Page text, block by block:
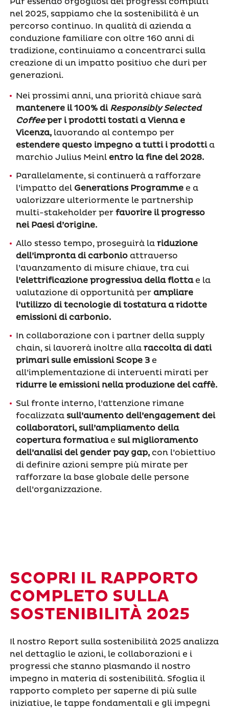
nel 2025, sappiamo che la sostenibilità è un
percorso continuo. In qualità di azienda a
conduzione familiare con oltre 160 anni di
tradizione, continuiamo a concentrarci sulla
creazione di un impatto positivo che duri per
generazioni.
Nei prossimi anni, una priorità chiave sarà
mantenere il 100% di Responsibly Selected
Coffeeper i prodotti tostati a Vienna e
Vicenza,lavorando al contempo per
estendere questo impegno a tutti i prodottia
marchio Julius Meinl entro la fine del 2028.
Parallelamente, si continuerà a rafforzare
l’impatto del Generations Programmee a
valorizzare ulteriormente le partnership
multi-stakeholder perfavorire il progresso
nei Paesi d’origine.
Allo stesso tempo, proseguirà la riduzione
dell’impronta di carbonioattraverso
l’avanzamento di misure chiave, tra cui
l’elettrificazione progressiva della flottae la
valutazione di opportunità per ampliare
l’utilizzo di tecnologie di tostatura a ridotte
emissioni di carbonio.
In collaborazione con i partner della supply
chain, si lavorerà inoltre alla raccolta di dati
primari sulle emissioni Scope 3e
all’implementazione di interventi mirati per
ridurre le emissioni nella produzione del caffè.
Sul fronte interno, l’attenzione rimane
focalizzatasull’aumento dell’engagement dei
collaboratori, sull’ampliamento della
copertura formativae sul miglioramento
dell’analisi del gender pay gap, con l’obiettivo
di definire azioni sempre più mirate per
rafforzare la base globale delle persone
dell’organizzazione.
Il nostro Report sulla sostenibilità 2025 analizza
nel dettaglio le azioni, le collaborazioni e i
progressi che stanno plasmando il nostro
impegno in materia di sostenibilità. Sfoglia il
rapporto completo per saperne di più sulle
iniziative, le tappe fondamentali e gli impegni
SCOPRI IL RAPPORTO
COMPLETO SULLA
SOSTENIBILITÀ 2025